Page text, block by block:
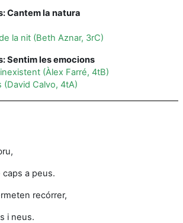
Cantem la natura
la nit (Beth Aznar, 3rC)
Sentim les emocions
(Àlex Farré, 4tB)
(David Calvo, 4tA)
a peus.
recórrer,
i neus.